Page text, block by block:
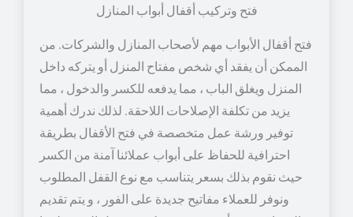
فتح وتركيب أقفال أبواب المنازل
فتح أقفال الأبواب مهم لأصحاب المنازل والشركات. من
الممكن أن يفقد أي شخص مفتاح المنزل أو يتركه داخل
المنزل ويغلق الباب ، مما يدفعه للكسر والدخول ، مما
يزيد من تكلفة الإصلاحات اللاحقة. لذلك ندرك أهمية
توفير ورشة عمل متخصصة في فتح الأقفال بطريقة
احترافية للحفاظ على أبواب عملائنا آمنة من الكسر
حيث نقوم بذلك بسعر يتناسب مع نوع القفل المطلوب
ونوفر للعملاء مفاتيح جديدة على الفور ، و يتم تقديم